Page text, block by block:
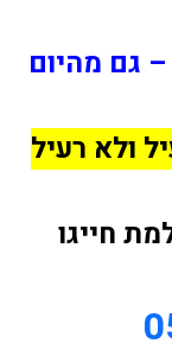
גם מהיום
ולא רעיל
חייגו